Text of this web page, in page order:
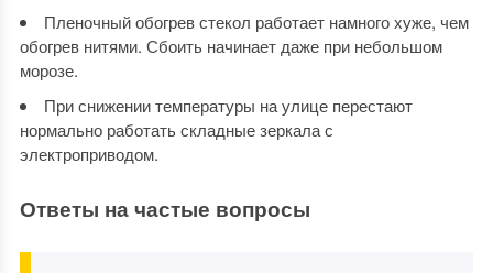
Пленочный обогрев стекол работает намного хуже, чем
обогрев нитями. Сбоить начинает даже при небольшом
морозе.
При снижении температуры на улице перестают
нормально работать складные зеркала с
электроприводом.
Ответы на частые вопросы